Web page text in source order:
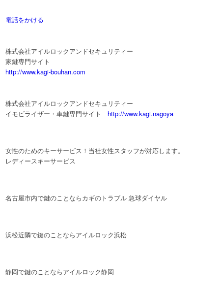
電話をかける
株式会社アイルロックアンドセキュリティー
家鍵専門サイト
http://www.kagi-bouhan.com
株式会社アイルロックアンドセキュリティー
イモビライザー・車鍵専門サイト http://www.kagi.nagoya
女性のためのキーサービス！当社女性スタッフが対応します。
レディースキーサービス
名古屋市内で鍵のことならカギのトラブル 急球ダイヤル
浜松近隣で鍵のことならアイルロック浜松
静岡で鍵のことならアイルロック静岡